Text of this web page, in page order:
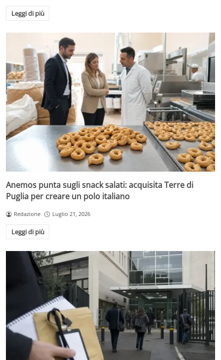
Leggi di più
Anemos punta sugli snack salati: acquisita Terre di
Puglia per creare un polo italiano
Redazione Luglio 21, 2026
Leggi di più